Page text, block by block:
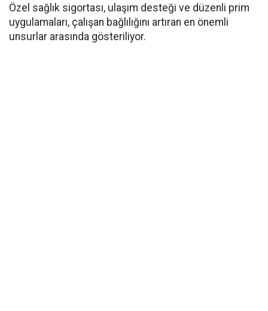
Özel sağlık sigortası, ulaşım desteği ve düzenli prim
uygulamaları, çalışan bağlılığını artıran en önemli
unsurlar arasında gösteriliyor.